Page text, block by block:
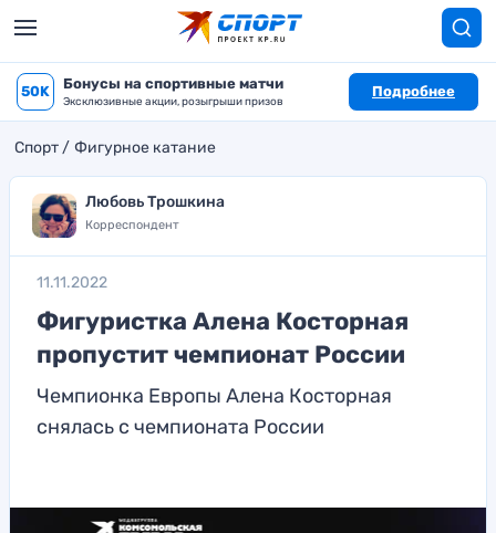
50K Бонусы на спортивные матчи
Эксклюзивные акции, розыгрыши призов
Подробнее
Спорт Фигурное катание
Любовь Трошкина
Корреспондент
11.11.2022
Фигуристка Алена Косторная
пропустит чемпионат России
Чемпионка Европы Алена Косторная
снялась с чемпионата России